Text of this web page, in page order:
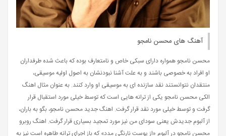
آهنگ های محسن نامجو
محسن نامجو همواره دارای سبکی خاص و نامتعارف بوده که باعث شده طرفداران
او افراد به خصوصی باشند و به علت آشنا نبودنشان به اصول اولیه موسیقی،
منتقدان نتوانستند نقد سازنده ای به موسیقی او وارد کنند. به عنوان مثال اهنگ
الکی محسن نامجو یکی از ترانه هایی است که توسط خیلی مورد استقبال قرار
گرفت و توسط خیلی مورد نقد قرار گرفت. اهنگ جدید محسن نامجو، بگو به باران،
از آلبوم جدیدش یعنی سودای من نیز مورد تمجید بسیاری قرار گرفت. اهنگ روبرو
محسن نامجو در آلبوم «از پوست نارنگی مدد» که باز اجرای ترانه طاهره است نیز به